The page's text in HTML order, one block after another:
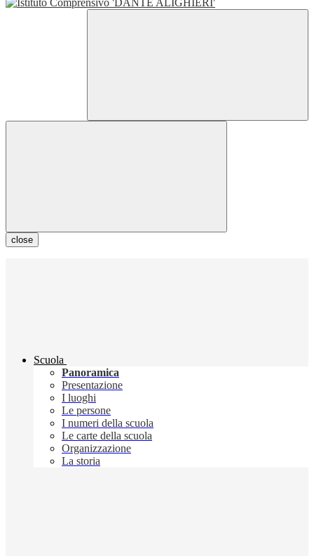
close
Scuola
Panoramica
Presentazione
I luoghi
Le persone
I numeri della scuola
Le carte della scuola
Organizzazione
La storia